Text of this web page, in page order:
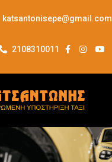
katsantonisepe@gmail.com
2108310011